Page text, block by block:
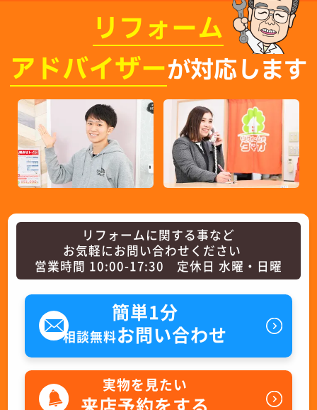
リフォーム
アドバイザーが対応します
リフォームに関する事など
お気軽にお問い合わせください
営業時間 10:00-17:30 定休日 水曜・日曜
簡単1分
相談無料お問い合わせ
実物を見たい